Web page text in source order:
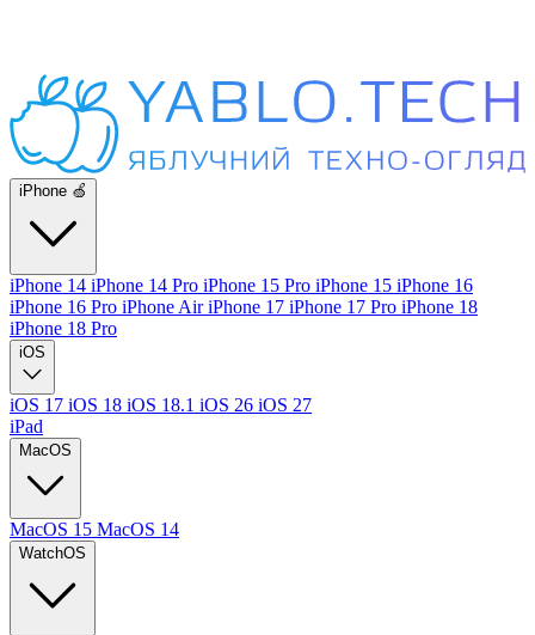
iPhone 🍏
iPhone 14 iPhone 14 Pro iPhone 15 Pro iPhone 15 iPhone 16
iPhone 16 Pro iPhone AiriPhone 17 iPhone 17 Pro iPhone 18
iPhone 18 Pro
iOS
iOS 17 iOS 18 iOS 18.1 iOS 26 iOS 27
iPad
MacOS
MacOS 15 MacOS 14
WatchOS